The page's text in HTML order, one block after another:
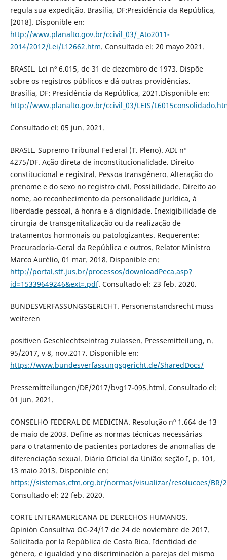
regula sua expedição. Brasília, DF:Presidência da República,
[2018]. Disponible en:
http://www.planalto.gov.br/ccivil_03/_Ato2011-
2014/2012/Lei/L12662.htm. Consultado el: 20 mayo 2021.
BRASIL. Lei nº 6.015, de 31 de dezembro de 1973. Dispõe
sobre os registros públicos e dá outras providências.
Brasília, DF: Presidência da República, 2021.Disponible en:
http://www.planalto.gov.br/ccivil_03/LEIS/
Consultado el: 05 jun. 2021.
BRASIL. Supremo Tribunal Federal (T. Pleno). ADI nº
4275/DF. Ação direta de inconstitucionalidade. Direito
constitucional e registral. Pessoa transgênero. Alteração do
prenome e do sexo no registro civil. Possibilidade. Direito ao
nome, ao reconhecimento da personalidade jurídica, à
liberdade pessoal, à honra e à dignidade. Inexigibilidade de
cirurgia de transgenitalização ou da realização de
tratamentos hormonais ou patologizantes. Requerente:
Procuradoria-Geral da República e outros. Relator Ministro
Marco Aurélio, 01 mar. 2018. Disponible en:
http://portal.stf.jus.br/processos/downloadPeca.asp?
id=15339649246&ext=.pdf. Consultado el: 23 feb. 2020.
BUNDESVERFASSUNGSGERICHT. Personenstandsrecht muss
weiteren
positiven Geschlechtseintrag zulassen. Pressemitteilung, n.
95/2017, v 8, nov.2017. Disponible en:
https://www.bundesverfassungsgericht.de/SharedDocs/
Pressemitteilungen/DE/2017/bvg17-095.html. Consultado el:
01 jun. 2021.
CONSELHO FEDERAL DE MEDICINA. Resolução nº 1.664 de 13
de maio de 2003. Define as normas técnicas necessárias
para o tratamento de pacientes portadores de anomalias de
diferenciação sexual. Diário Oficial da União: seção I, p. 101,
13 maio 2013. Disponible en:
https://sistemas.cfm.org.br/normas/visualizar/resolucoes/BR/
Consultado el: 22 feb. 2020.
CORTE INTERAMERICANA DE DERECHOS HUMANOS.
Opinión Consultiva OC-24/17 de 24 de noviembre de 2017.
Solicitada por la República de Costa Rica. Identidad de
género, e igualdad y no discriminación a parejas del mismo